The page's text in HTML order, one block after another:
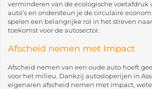
verminderen van de ecologische voetafdruk
auto’s en ondersteun je de circulaire
spelen een belangrijke rol in het streven
toekomst voor de autosector.
Afscheid nemen met Impact
Afscheid nemen van een oude auto hoeft
voor het milieu. Dankzij autosloperijen in
eigenaren afscheid nemen met impact,